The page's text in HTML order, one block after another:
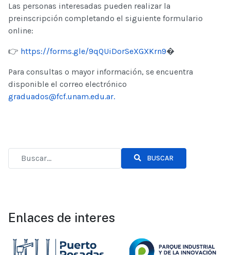
Las personas interesadas pueden realizar la
preinscripción completando el siguiente formulario
online:
👉 https://forms.gle/9qQUiDorSeXGXKrn9⁠�
Para consultas o mayor información, se encuentra
disponible el correo electrónico
graduados@fcf.unam.edu.ar.
BUSCAR
Enlaces de interes